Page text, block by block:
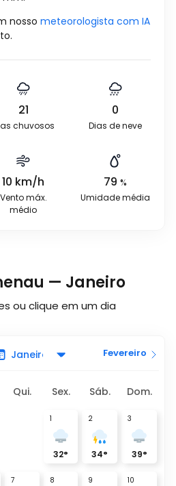
nosso meteorologista com IA
21
chuvosos
0
Dias de neve
10 km/h
Vento máx.
médio
79 %
Umidade média
— Janeiro
ou clique em um dia
Fevereiro
Qui. Sex. Sáb. Dom.
1
32°
2
34°
3
39°
7 8 9 10